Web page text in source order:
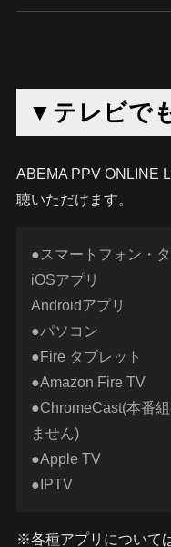
▼テレビで
ABEMA PPV ONLINE
聴いただけます。
●スマートフォン・
iOSアプリ
Androidアプリ
●パソコン
●Fire タブレット
●Amazon Fire TV
●ChromeCast(本番
ません)
●Apple TV
●IPTV
※各種アプリについて